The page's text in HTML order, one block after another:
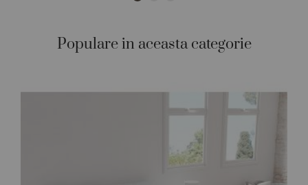
Populare in aceasta categorie